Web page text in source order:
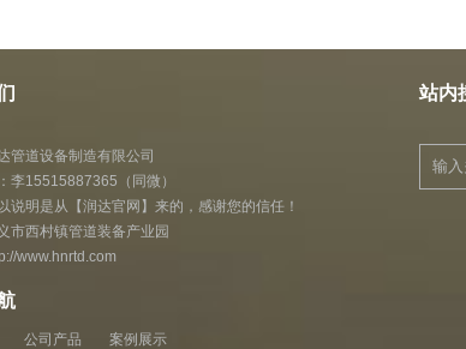
管道设备制造有限公司
李15515887365（同微）
说明是从【润达官网】来的，感谢您的信任！
市西村镇管道装备产业园
www.hnrtd.com
公司产品 案例展示
站内